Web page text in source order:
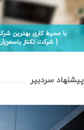
با محیط کاری بهترین
( شرکت تکناز
پیشنهاد سردبیر